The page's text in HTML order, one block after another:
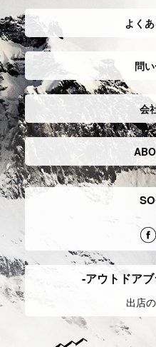
よく
問
会
-アウトドア
出店